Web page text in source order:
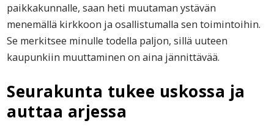
paikkakunnalle, saan heti muutaman ystävän
menemällä kirkkoon ja osallistumalla sen toimintoihin.
Se merkitsee minulle todella paljon, sillä uuteen
kaupunkiin muuttaminen on aina jännittävää.
Seurakunta tukee uskossa ja
auttaa arjessa